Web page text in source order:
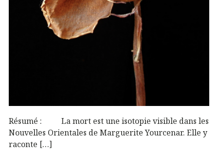
Résumé : La mort est une isotopie visible dans les
Nouvelles Orientales de Marguerite Yourcenar. Elle y
raconte […]